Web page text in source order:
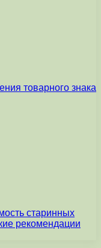
товарного знака
старинных
рекомендации